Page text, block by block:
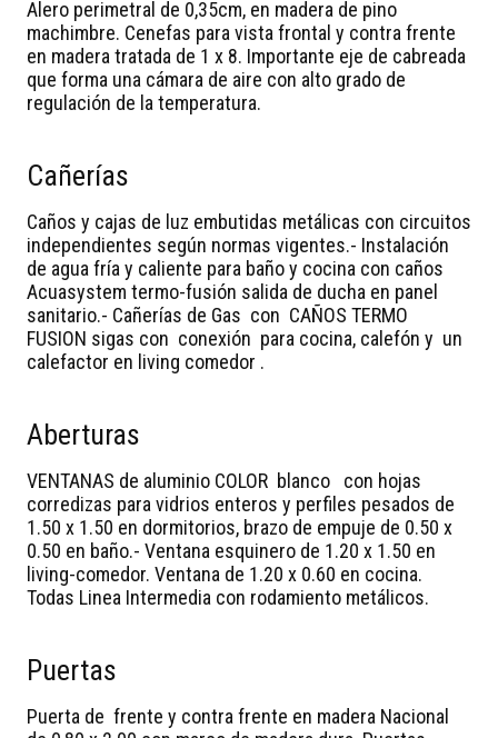
Alero perimetral de 0,35cm, en madera de pino
machimbre. Cenefas para vista frontal y contra frente
en madera tratada de 1 x 8. Importante eje de cabreada
que forma una cámara de aire con alto grado de
regulación de la temperatura.
Cañerías
Caños y cajas de luz embutidas metálicas con circuitos
independientes según normas vigentes.- Instalación
de agua fría y caliente para baño y cocina con caños
Acuasystem termo-fusión salida de ducha en panel
sanitario.- Cañerías de Gas con CAÑOS TERMO
FUSION sigas con conexión para cocina, calefón y un
calefactor en living comedor .
Aberturas
VENTANAS de aluminio COLOR blanco con hojas
corredizas para vidrios enteros y perfiles pesados de
1.50 x 1.50 en dormitorios, brazo de empuje de 0.50 x
0.50 en baño.- Ventana esquinero de 1.20 x 1.50 en
living-comedor. Ventana de 1.20 x 0.60 en cocina.
Todas Linea Intermedia con rodamiento metálicos.
Puertas
Puerta de frente y contra frente en madera Nacional